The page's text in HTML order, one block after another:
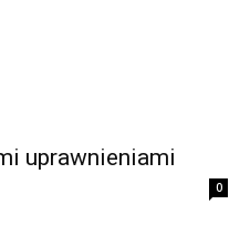
uprawnieniami
0